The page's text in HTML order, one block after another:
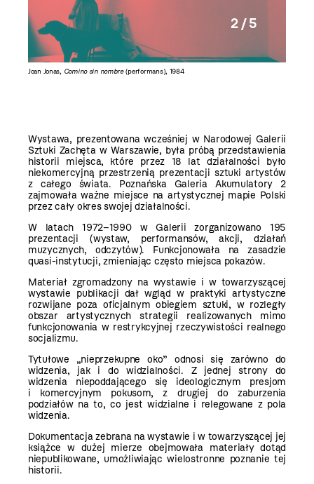
Joan Jonas, Comino sin nombre(performans), 1984
2 / 5
Wystawa, prezentowana wcześniej w Narodowej Galerii
Sztuki Zachęta w Warszawie, była próbą przedstawienia
historii miejsca, które przez 18 lat działalności było
niekomercyjną przestrzenią prezentacji sztuki artystów
z całego świata. Poznańska Galeria Akumulatory 2
zajmowała ważne miejsce na artystycznej mapie Polski
przez cały okres swojej działalności.
W latach 1972–1990 w Galerii zorganizowano 195
prezentacji (wystaw, performansów, akcji, działań
muzycznych, odczytów). Funkcjonowała na zasadzie
quasi-instytucji, zmieniając często miejsca pokazów.
Materiał zgromadzony na wystawie i w towarzyszącej
wystawie publikacji dał wgląd w praktyki artystyczne
rozwijane poza oficjalnym obiegiem sztuki, w rozległy
obszar artystycznych strategii realizowanych mimo
funkcjonowania w restrykcyjnej rzeczywistości realnego
socjalizmu.
Tytułowe „nieprzekupne oko” odnosi się zarówno do
widzenia, jak i do widzialności. Z jednej strony do
widzenia niepoddającego się ideologicznym presjom
i komercyjnym pokusom, z drugiej do zaburzenia
podziałów na to, co jest widzialne i relegowane z pola
widzenia.
Dokumentacja zebrana na wystawie i w towarzyszącej jej
książce w dużej mierze obejmowała materiały dotąd
niepublikowane, umożliwiając wielostronne poznanie tej
historii.